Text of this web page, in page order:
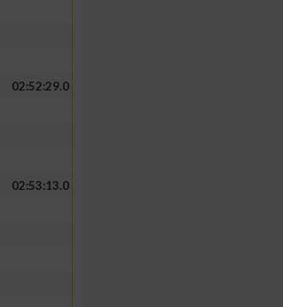
02:52:29.0
02:53:13.0